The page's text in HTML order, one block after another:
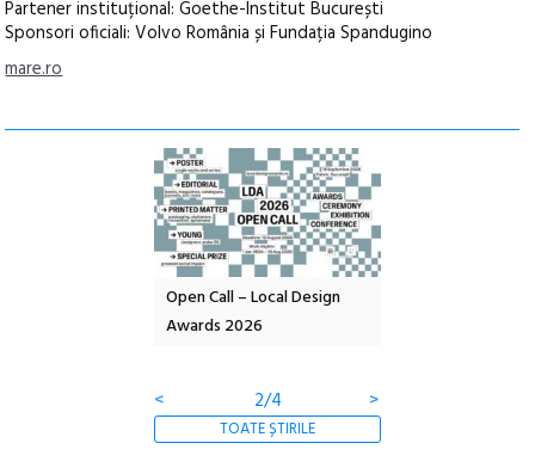
Partener instituțional: Goethe-Institut București
Sponsori oficiali: Volvo România și Fundația Spandugino
mare.ro
Open Call – Local Design
Awards 2026
<
2/4 >
TOATE ȘTIRILE